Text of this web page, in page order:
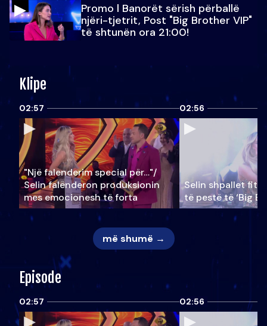
Promo l Banorët sërish përballë
njëri-tjetrit, Post "Big Brother VIP"
të shtunën ora 21:00!
Klipe
02:57
"Një falenderim special për…"/
Selin falënderon produksionin
mes emocionesh të forta
02:56
Selin shpallet
të pestë të ‘Big
më shumë →
Episode
02:57 02:56